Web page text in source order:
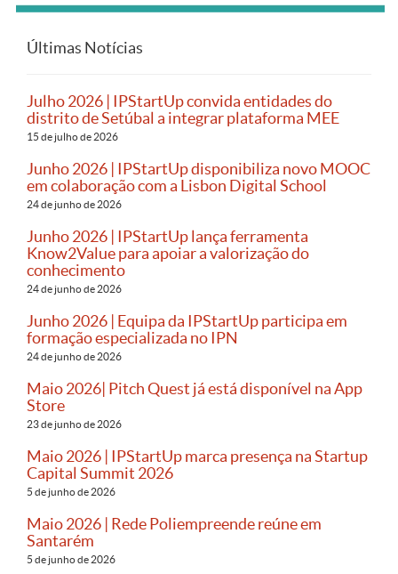
Últimas Notícias
Julho 2026 | IPStartUp convida entidades do
distrito de Setúbal a integrar plataforma MEE
15 de julho de 2026
Junho 2026 | IPStartUp disponibiliza novo MOOC
em colaboração com a Lisbon Digital School
24 de junho de 2026
Junho 2026 | IPStartUp lança ferramenta
Know2Value para apoiar a valorização do
conhecimento
24 de junho de 2026
Junho 2026 | Equipa da IPStartUp participa em
formação especializada no IPN
24 de junho de 2026
Maio 2026| Pitch Quest já está disponível na App
Store
23 de junho de 2026
Maio 2026 | IPStartUp marca presença na Startup
Capital Summit 2026
5 de junho de 2026
Maio 2026 | Rede Poliempreende reúne em
Santarém
5 de junho de 2026